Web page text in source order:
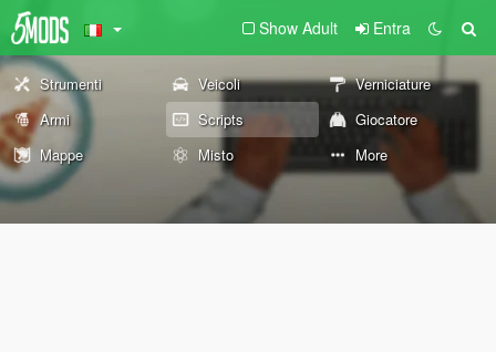
Show Adult Entra
Strumenti Veicoli
Verniciature
Armi
Scripts
Giocatore
Mappe
Misto More